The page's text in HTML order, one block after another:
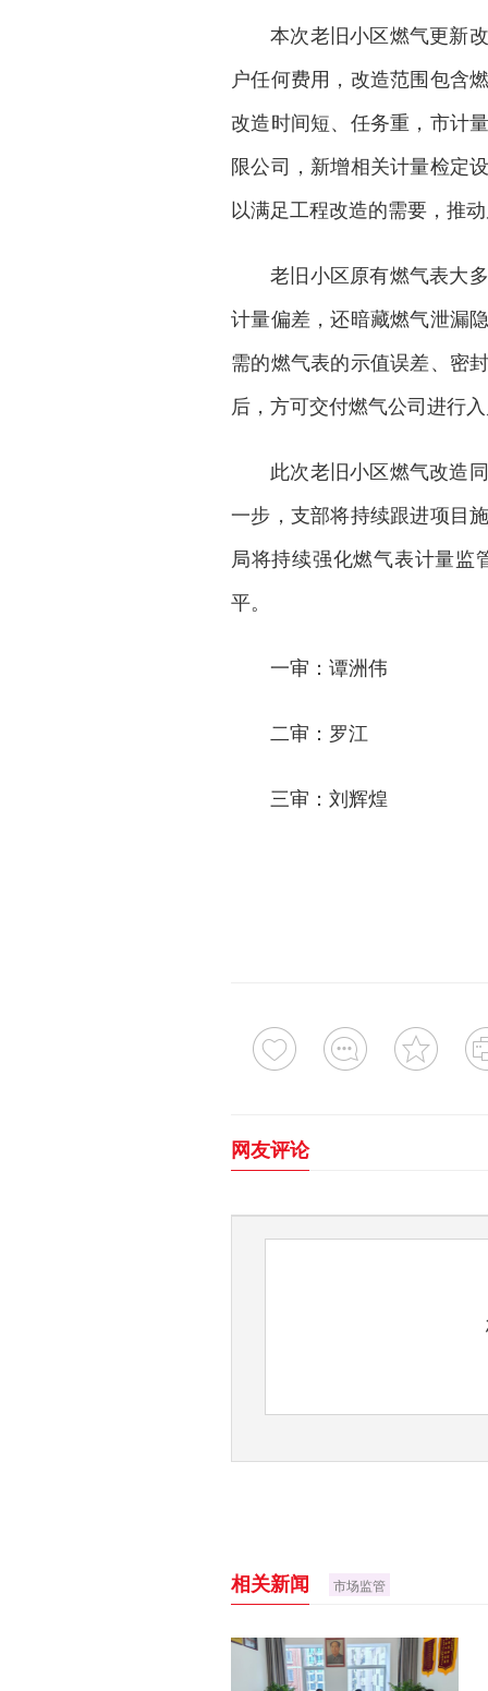
本次老旧小区燃气更新
户任何费用，改造范围包含
改造时间短、任务重，市计
限公司，新增相关计量检定
以满足工程改造的需要，推
老旧小区原有燃气表大
计量偏差，还暗藏燃气泄漏
需的燃气表的示值误差、密
后，方可交付燃气公司进行
此次老旧小区燃气改造
一步，支部将持续跟进项目
局将持续强化燃气表计量监
平。
一审：谭洲伟
二审：罗江
三审：刘辉煌
网友评论
相关新闻 市场监管